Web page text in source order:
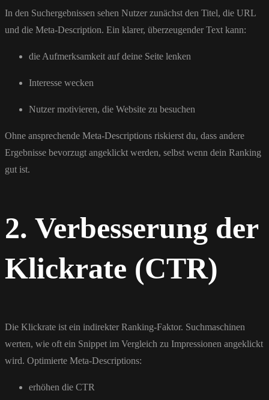
In den Suchergebnissen sehen Nutzer zunächst den Titel, die URL
und die Meta-Description. Ein klarer, überzeugender Text kann:
die Aufmerksamkeit auf deine Seite lenken
Interesse wecken
Nutzer motivieren, die Website zu besuchen
Ohne ansprechende Meta-Descriptions riskierst du, dass andere
Ergebnisse bevorzugt angeklickt werden, selbst wenn dein Ranking
gut ist.
2. Verbesserung der
Klickrate (CTR)
Die Klickrate ist ein indirekter Ranking-Faktor. Suchmaschinen
werten, wie oft ein Snippet im Vergleich zu Impressionen angeklickt
wird. Optimierte Meta-Descriptions:
erhöhen die CTR